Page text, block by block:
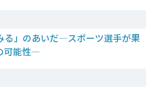
る」のあいだ―スポーツ選手が果
可能性―